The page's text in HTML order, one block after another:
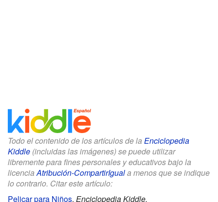
Todo el contenido de los artículos de la Enciclopedia
Kiddle (incluidas las imágenes) se puede utilizar
libremente para fines personales y educativos bajo la
licenciaAtribución-CompartirIguala menos que se indique
lo contrario. Citar este artículo:
Pelicar para Niños. Enciclopedia Kiddle.